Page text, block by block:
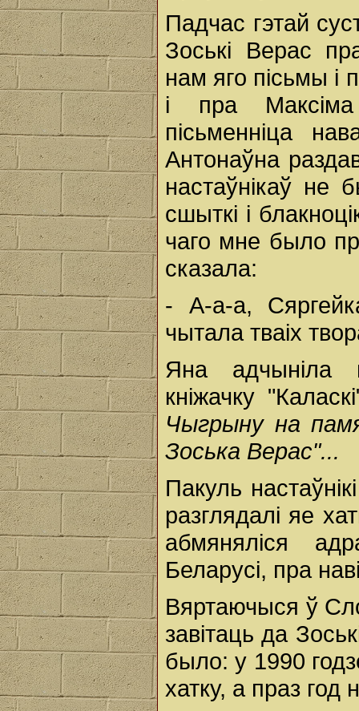
Падчас гэтай
Зоські Верас
нам яго пісьмы і
і пра
пісьменніца
Антонаўна
настаўнікаў не
сшыткі і
чаго мне было
сказала:
- А-а-а,
чытала тваіх
Яна адчыніла
кніжачку
Чыгрыну на
Зоська Верас"...
Пакуль
разглядалі яе
абмяняліся
Беларусі, пра
Вяртаючыся ў
завітаць да
было: у 1990
хатку, а праз год